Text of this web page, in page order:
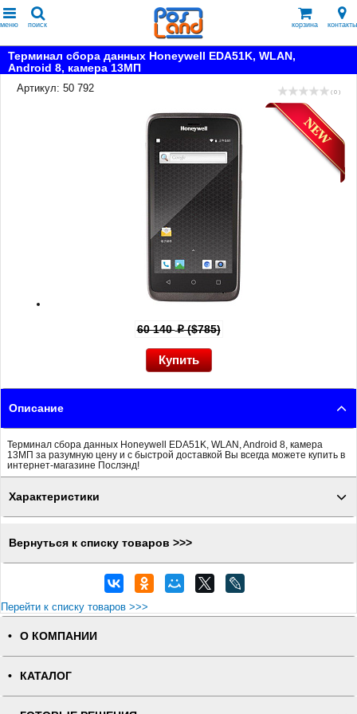
меню поиск корзина контакты
Терминал сбора данных Honeywell EDA51K, WLAN,
Android 8, камера 13МП
Артикул: 50 792
( 0 )
60 140p($785)
Описание
Терминал сбора данных Honeywell EDA51K, WLAN, Android 8, камера
13МП за разумную цену и с быстрой доставкой Вы всегда можете купить в
интернет-магазине Послэнд!
Характеристики
Вернуться к списку товаров >>>
Перейти к списку товаров >>>
О КОМПАНИИ
КАТАЛОГ